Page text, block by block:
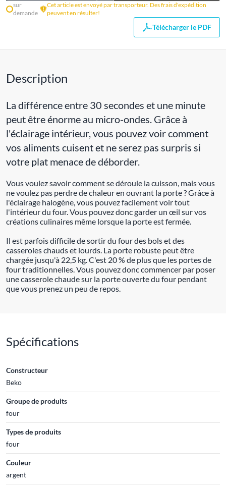
sur
demande
Cet article est envoyé par transporteur. Des frais d'expédition
peuvent en résulter!
Télécharger le PDF
Description
La différence entre 30 secondes et une minute
peut être énorme au micro-ondes. Grâce à
l'éclairage intérieur, vous pouvez voir comment
vos aliments cuisent et ne serez pas surpris si
votre plat menace de déborder.
Vous voulez savoir comment se déroule la cuisson, mais vous
ne voulez pas perdre de chaleur en ouvrant la porte ? Grâce à
l'éclairage halogène, vous pouvez facilement voir tout
l'intérieur du four. Vous pouvez donc garder un œil sur vos
créations culinaires même lorsque la porte est fermée.
Il est parfois difficile de sortir du four des bols et des
casseroles chauds et lourds. La porte robuste peut être
chargée jusqu'à 22,5 kg. C'est 20 % de plus que les portes de
four traditionnelles. Vous pouvez donc commencer par poser
une casserole chaude sur la porte ouverte du four pendant
que vous prenez un peu de repos.
Spécifications
Constructeur
Beko
Groupe de produits
four
Types de produits
four
Couleur
argent